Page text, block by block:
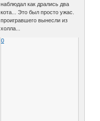
наблюдал как дрались два
кота... Это был просто ужас.
проигравшего вынесли из
холла...
0